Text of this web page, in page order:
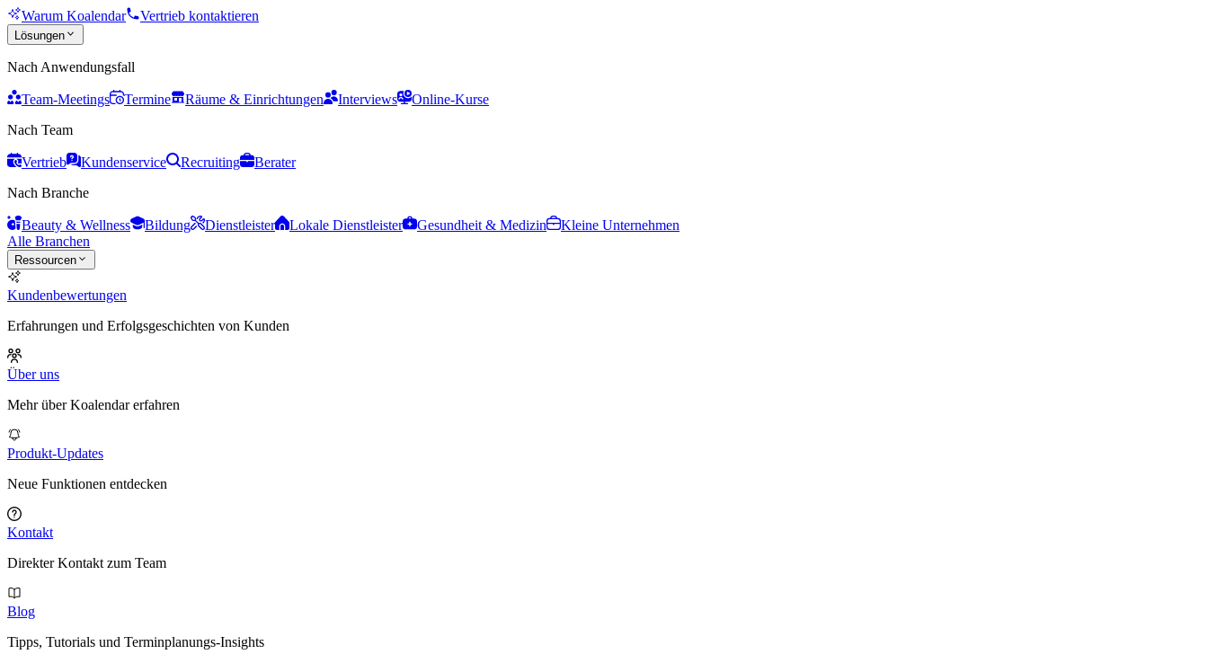
Warum Koalendar Vertrieb kontaktieren
Lösungen
Nach Anwendungsfall
Team-Meetings Termine Räume & Einrichtungen Interviews
Online-Kurse
Nach Team
Vertrieb Kundenservice Recruiting
Berater
Nach Branche
Beauty & Wellness Bildung Dienstleister Lokale Dienstleister Gesundheit & Medizin
Kleine Unternehmen
Alle Branchen
Ressourcen
Kundenbewertungen
Erfahrungen und Erfolgsgeschichten von Kunden
Über uns
Mehr über Koalendar erfahren
Produkt-Updates
Neue Funktionen entdecken
Kontakt
Direkter Kontakt zum Team
Blog
Tipps, Tutorials und Terminplanungs-Insights